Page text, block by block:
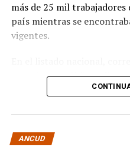
más de 25 mil
país mientras se
vigentes.
organismos públicos,
dentro de la provincia. Le
Municipal de Quellón
ANCUD